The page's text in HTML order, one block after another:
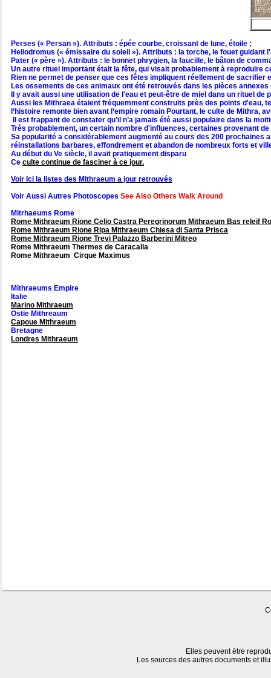
Perses (« Persan »). Attributs : épée courbe, croissant de lune, étoile ;
Heliodromus (« émissaire du soleil »). Attributs : la torche, le fouet guidant
Pater (« père »). Attributs : le bonnet phrygien, la faucille, le bâton de
Un autre rituel important était la fête, qui visait probablement à reproduire
Rien ne permet de penser que ces fêtes impliquent réellement de
Les ossements de ces animaux ont été retrouvés dans les pièces annexes
Il y avait aussi une utilisation de l'eau et peut-être de miel dans un rituel
Aussi les Mithraea étaient fréquemment construits près des points d'eau,
l’histoire remonte bien avant l’empire romain Pourtant, le culte de
Il est frappant de constater qu’il n’a jamais été aussi populaire dans la
Très probablement, un certain nombre d'influences, certaines provenant
Sa popularité a considérablement augmenté au cours des 200 prochaines
réinstallations barbares, effondrement et abandon de nombreux forts et
Au début du Ve siècle, il avait pratiquement disparu
Ce culte continue de fasciner à ce jour.
Voir Ici la listes des Mithraeum a jour retrouvés
Voir Aussi Autres Photoscopes See Also Others Walk Around
Mitrhaeums Rome
Rome Mithraeum Rione Celio Castra Peregrinorum Mithraeum Bas releif
Rome Mithraeum Rione Ripa Mithraeum Chiesa di Santa Prisca
Rome Mithraeum Rione Trevi Palazzo Barberini Mitreo
Rome Mithraeum Thermes de Caracalla
Rome Mithraeum Cirque Maximus
Mithraeums Empire
Italie
Marino Mithraeum
Ostie Mithreaum
Capoue Mithraeum
Bretagne
Londres Mithraeum
Elles peuvent être
Les sources des autres documents et